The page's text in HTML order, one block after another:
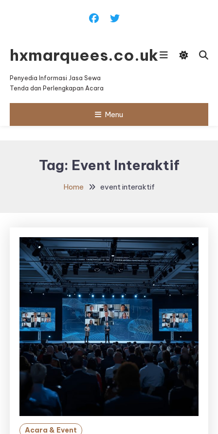
hxmarquees.co.uk
Penyedia Informasi Jasa Sewa
Tenda dan Perlengkapan Acara
Menu
Tag: Event Interaktif
Home event interaktif
Acara & Event